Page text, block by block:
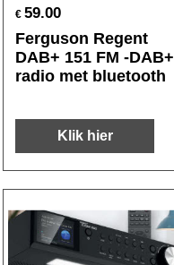
€ 59.00
Ferguson Regent
DAB+ 151 FM -DAB+
radio met bluetooth
Klik hier